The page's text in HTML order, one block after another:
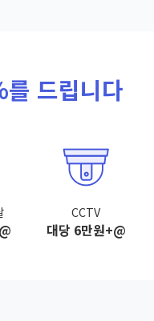
드립니다
CCTV
대당 6만원+@